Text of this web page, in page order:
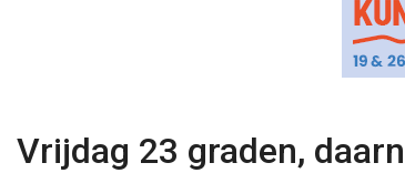
Vrijdag 23 graden,